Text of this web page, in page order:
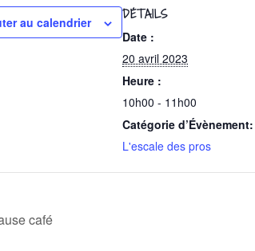
au calendrier DÉTAILS
Date :
20 avril 2023
Heure :
10h00 - 11h00
Catégorie d’Évènement:
L'escale des pros
café